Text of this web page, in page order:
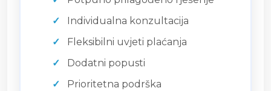
Individualna konzultacija
Fleksibilni uvjeti plaćanja
Dodatni popusti
Prioritetna podrška